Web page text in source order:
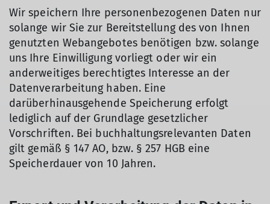
Wir speichern Ihre personenbezogenen Daten nur
solange wir Sie zur Bereitstellung des von Ihnen
genutzten Webangebotes benötigen bzw. solange
uns Ihre Einwilligung vorliegt oder wir ein
anderweitiges berechtigtes Interesse an der
Datenverarbeitung haben. Eine
darüberhinausgehende Speicherung erfolgt
lediglich auf der Grundlage gesetzlicher
Vorschriften. Bei buchhaltungsrelevanten Daten
gilt gemäß § 147 AO, bzw. § 257 HGB eine
Speicherdauer von 10 Jahren.